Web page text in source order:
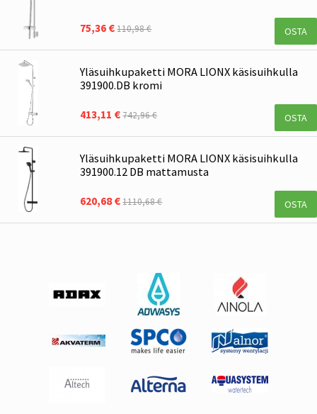
75,36 €110,98 € OSTA
Yläsuihkupaketti MORA LIONX käsisuihkulla
391900.DB kromi
413,11 €742,96 € OSTA
Yläsuihkupaketti MORA LIONX käsisuihkulla
391900.12 DB mattamusta
620,68 €1110,68 € OSTA